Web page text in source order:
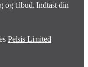
og tilbud. Indtast din
Pelsis Limited